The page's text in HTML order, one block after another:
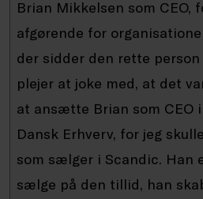
Brian Mikkelsen som CEO,
afgørende for
der sidder den rette
plejer at joke med, at det
at ansætte Brian som CEO i
Dansk Erhverv, for jeg
som sælger i Scandic. Han
sælge på den tillid, han